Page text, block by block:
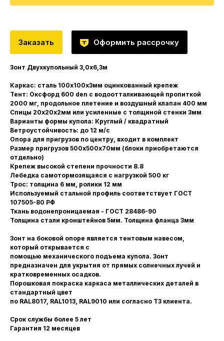
Заказать Оформить рассрочку
Зонт Двухкупольный 3,0х6,3м
Каркас: сталь 100х100х3мм оцинкованный крепеж
Тент: Оксфорд 600 den с водоотталкивающей пропиткой
2000 мг, продольное плетение и воздушный клапан 400 мм
Спицы 20х20х2мм или усиленные с толщиной стенки 3мм
Варианты формы купола: Круглый / квадратный
Ветроустойчивость: до 12 м/с
Опора для пригрузов по центру, входит в комплект
Размер пригрузов 500х500х70мм (блоки приобретаются
отдельно)
Крепеж высокой степени прочности 8.8
Лебедка самотормозящаяся с нагрузкой 500 кг
Трос: толщина 6 мм, ролики 12 мм
Используемый стальной профиль соответствует ГОСТ
107505-80 РФ
Ткань водонепроницаемая - ГОСТ 28486-90
Толщина стали кронштейнов 5мм. Толщина фланца 3мм
Зонт на боковой опоре является тентовым навесом,
который открывается с
помощью механического подъема купола. Зонт
предназначен для укрытия от прямых солнечных лучей и
кратковременных осадков.
Порошковая покраска каркаса металлических деталей в
стандартный цвет
по RAL8017, RAL1013, RAL9010 или согласно ТЗ клиента.
Срок службы более 5 лет
Гарантия 12 месяцев